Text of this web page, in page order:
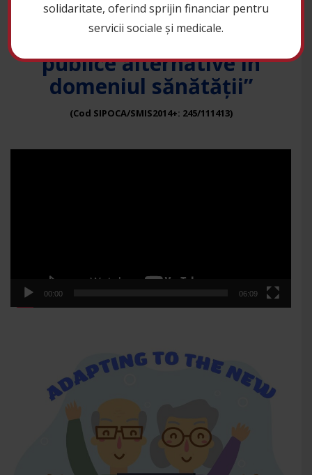
REZULTATE FINALE
Proiect ”Politici
publice alternative în
domeniul sănătății”
(Cod SIPOCA/SMIS2014+: 245/111413)
00:00 06:09
solidaritate, oferind sprijin financiar pentru
servicii sociale și medicale.